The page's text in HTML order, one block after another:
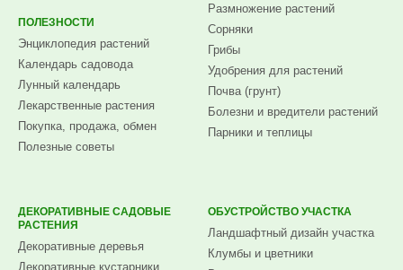
ПОЛЕЗНОСТИ
Энциклопедия растений
Календарь садовода
Лунный календарь
Лекарственные растения
Покупка, продажа, обмен
Полезные советы
Размножение растений
Сорняки
Грибы
Удобрения для растений
Почва (грунт)
Болезни и вредители растений
Парники и теплицы
ДЕКОРАТИВНЫЕ САДОВЫЕ
РАСТЕНИЯ
Декоративные деревья
Декоративные кустарники
ОБУСТРОЙСТВО УЧАСТКА
Ландшафтный дизайн участка
Клумбы и цветники